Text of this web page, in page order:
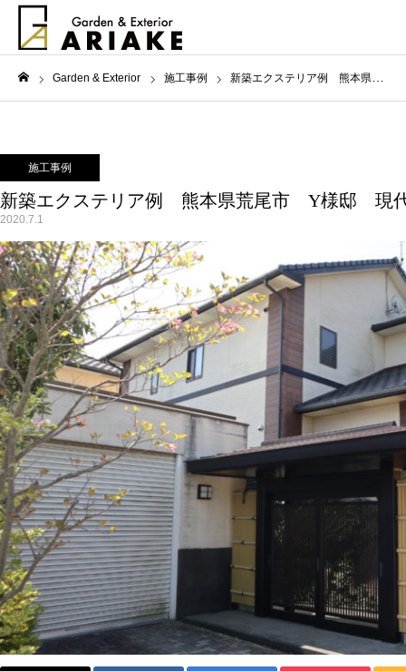
Garden & Exterior 施工事例 新築エクステリア例 熊本県荒尾市 Y様邸 現代和風な庭
施工事例
新築エクステリア例 熊本県荒尾市 Y様邸 現
2020.7.1